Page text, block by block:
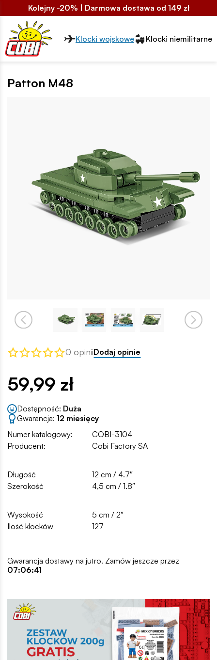
Kolejny -20% | Darmowa dostawa od 149 zł
Przełącznik segmentów2
Klocki wojskowe Klocki niemilitarne
Patton M48
0 opiniiDodaj opinie
59,99 zł
Dostępność: Duża
Gwarancja: 12 miesięcy
Numer katalogowy:
COBI-3104
Producent:
Cobi Factory SA
Długość
12 cm / 4.7″
Szerokość
4,5 cm / 1.8″
Wysokość
5 cm / 2″
Ilość klocków
127
Gwarancja dostawy na jutro. Zamów jeszcze przez
07:06:40